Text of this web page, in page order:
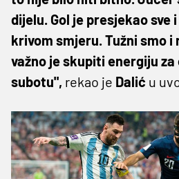
dijelu. Gol je presjekao sve
krivom smjeru. Tužni smo i
važno je skupiti energiju
subotu", rekao je Dalić u